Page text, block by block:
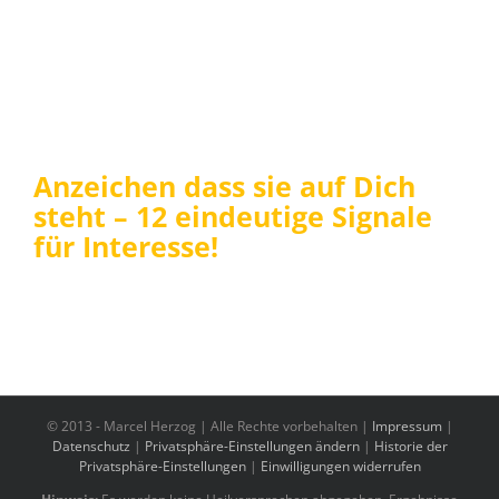
Anzeichen dass sie auf Dich
steht – 12 eindeutige Signale
für Interesse!
© 2013 - Marcel Herzog | Alle Rechte vorbehalten | Impressum |
Datenschutz | Privatsphäre-Einstellungen ändern| Historie der
Privatsphäre-Einstellungen| Einwilligungen widerrufen